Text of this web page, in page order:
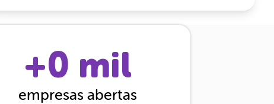
+0 mil
empresas abertas